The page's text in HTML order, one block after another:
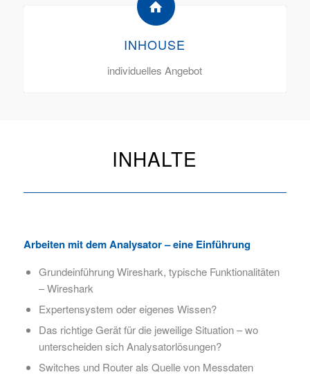
INHOUSE
individuelles Angebot
INHALTE
Arbeiten mit dem Analysator – eine Einführung
Grundeinführung Wireshark, typische Funktionalitäten
– Wireshark
Expertensystem oder eigenes Wissen?
Das richtige Gerät für die jeweilige Situation – wo
unterscheiden sich Analysatorlösungen?
Switches und Router als Quelle von Messdaten